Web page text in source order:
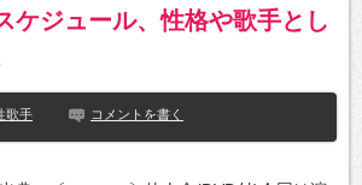
ケジュール、性格や歌手とし
歌手 コメントを書く